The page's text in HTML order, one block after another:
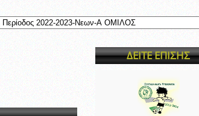
ΔΕΙΤΕ ΕΠΙΣΗΣ